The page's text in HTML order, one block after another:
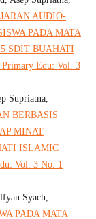
AUDIO-
PADA MATA
SDIT BUAHATI
Primary Edu: Vol. 3
Supriatna,
BERBASIS
MINAT
ISLAMIC
Vol. 3 No. 1
Syach,
PADA MATA